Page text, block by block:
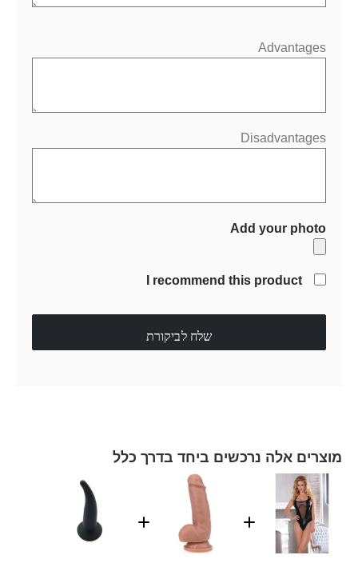
Advantages
Disadvantages
Add your photo
I recommend this product
שלח לביקורת
מוצרים אלה נרכשים ביחד בדרך כלל